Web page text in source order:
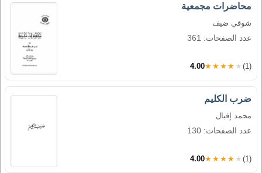
محاضرات مجمعية
شوقي ضيف
عدد الصفحات: 361
4.00★★★★★ (1)
ضرب الكليم
محمد إقبال
عدد الصفحات: 130
4.00★★★★★ (1)